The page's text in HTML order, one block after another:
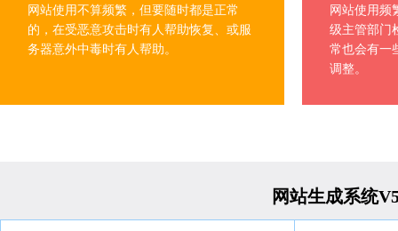
网站使用不算频繁，但要随时都是正常
的，在受恶意攻击时有人帮助恢复、或服
务器意外中毒时有人帮助。
网站使用频
级主管部门
常也会有一
调整。
网站生成系统